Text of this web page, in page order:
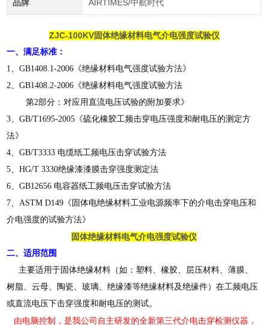
品牌 AIRTIMES/中航时代
ZJC-100KV固体绝缘材料电气介电强度试验仪
一、满足标准：
1、GB1408.1-2006《绝缘材料电气强度试验方法》
2、GB1408.2-2006《绝缘材料电气强度试验方法
第2部分：对应用直流电压试验的附加要求》
3、GB/T1695-2005《硫化橡胶工频击穿电压强度和耐电压的测定方
法》
4、GB/T3333 电缆纸工频电压击穿试验方法
5、HG/T 3330绝缘漆漆膜击穿强度测定法
6、GB12656 电容器纸工频电压击穿试验方法
7、ASTM D149《固体电绝缘材料工业电源频率下的介电击穿电压和
介电强度的试验方法》
固体绝缘材料电气介电强度试验仪
二、适用范围
主要适用于固体绝缘材料（如：塑料、橡胶、层压材料、薄膜、
树脂、云母、陶瓷、玻璃、绝缘漆等绝缘材料及绝缘件）在工频电压
或直流电压下击穿强度和耐电压的测试。
由电脑控制，是我公司自主研发的全新第三代介电击穿检测仪器，